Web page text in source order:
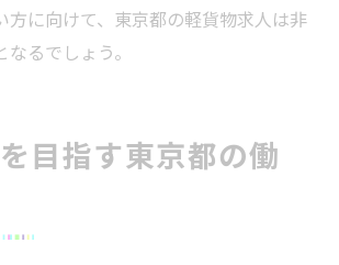
方に向けて、東京都の軽貨物求人は非
るでしょう。
目指す東京都の働